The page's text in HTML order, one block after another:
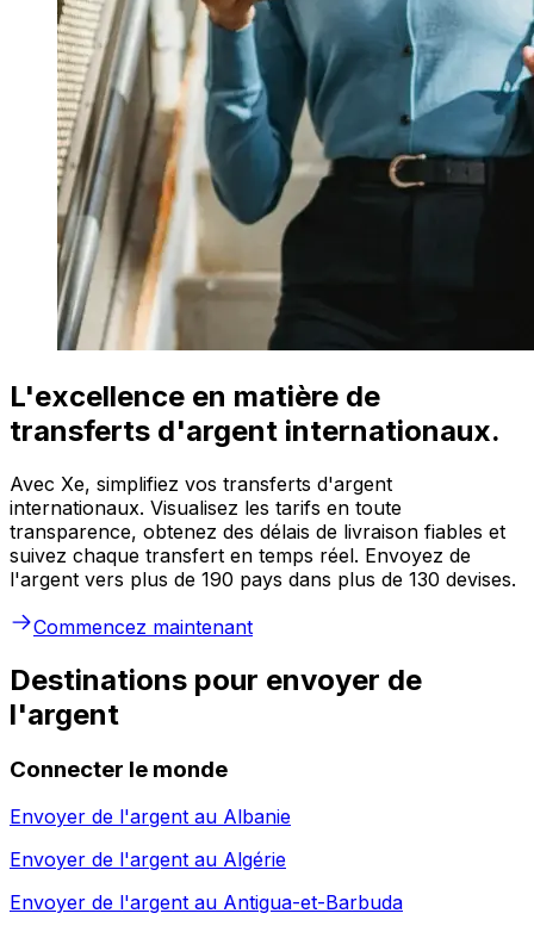
L'excellence en matière de
transferts d'argent internationaux.
Avec Xe, simplifiez vos transferts d'argent
internationaux. Visualisez les tarifs en toute
transparence, obtenez des délais de livraison fiables et
suivez chaque transfert en temps réel. Envoyez de
l'argent vers plus de 190 pays dans plus de 130 devises.
Commencez maintenant
Destinations pour envoyer de
l'argent
Connecter le monde
Envoyer de l'argent au Albanie
Envoyer de l'argent au Algérie
Envoyer de l'argent au Antigua-et-Barbuda